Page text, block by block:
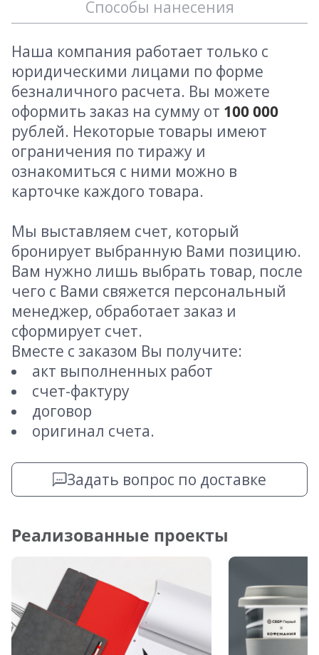
Способы нанесения
Наша компания работает только с
юридическими лицами по форме
безналичного расчета. Вы можете
оформить заказ на сумму от 100 000
рублей. Некоторые товары имеют
ограничения по тиражу и
ознакомиться с ними можно в
карточке каждого товара.
Мы выставляем счет, который
бронирует выбранную Вами позицию.
Вам нужно лишь выбрать товар, после
чего с Вами свяжется персональный
менеджер, обработает заказ и
сформирует счет.
Вместе с заказом Вы получите:
акт выполненных работ
счет-фактуру
договор
оригинал счета.
Задать вопрос по доставке
Реализованные проекты